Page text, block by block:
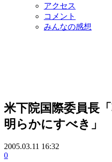
アクセス
コメント
みんなの感想
米下院国際委員長
明らかにすべき」
2005.03.11 16:32
0